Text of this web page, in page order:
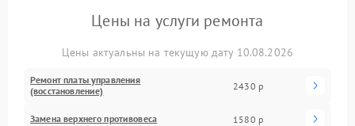
Цены на услуги ремонта
Цены актуальны на текущую дату 10.08.2026
Ремонт платы управления
(восстановление)
2430 р
Замена верхнего противовеса 1580 р